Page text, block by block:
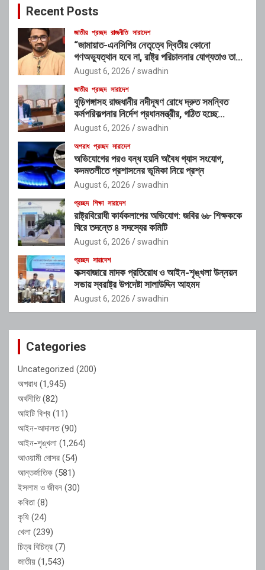
Recent Posts
জাতীয় প্রচ্ছদ রাজনীতি সারাদেশ
“জামায়াত-এনসিপির নেতৃত্বে দ্বিতীয় কোনো
গণঅভ্যুত্থান হবে না, রাষ্ট্র পরিচালনার যোগ্যতাও তাদের
নেই”: রাশেদ খাঁনের
August 6, 2026 swadhin
জাতীয় প্রচ্ছদ সারাদেশ
বুড়িগঙ্গাসহ রাজধানীর নদীদূষণ রোধে দ্রুত সমন্বিত
কর্মপরিকল্পনার নির্দেশ প্রধানমন্ত্রীর, গঠিত হচ্ছে
আন্তঃসংস্থা সমন্বয় কমিটি
August 6, 2026 swadhin
অপরাধ প্রচ্ছদ সারাদেশ
অভিযোগের পরও বন্ধ হয়নি অবৈধ গ্যাস সংযোগ,
কদমতলীতে প্রশাসনের ভূমিকা নিয়ে প্রশ্ন
August 6, 2026 swadhin
প্রচ্ছদ শিক্ষা সারাদেশ
রাষ্ট্রবিরোধী কার্যকলাপের অভিযোগ: জবির ৬৮ শিক্ষককে
ঘিরে তদন্তে ৪ সদস্যের কমিটি
August 6, 2026 swadhin
প্রচ্ছদ সারাদেশ
কক্সবাজারে মাদক প্রতিরোধ ও আইন-শৃঙ্খলা উন্নয়ন
সভায় স্বরাষ্ট্র উপদেষ্টা সালাউদ্দিন আহমদ
August 6, 2026 swadhin
Categories
Uncategorized (200)
অপরাধ (1,945)
অর্থনীতি(82)
আইটি বিশ্ব (11)
আইন-আদালত(90)
আইন-শৃঙ্খলা (1,264)
আওয়ামী দোসর (54)
আন্তর্জাতিক (581)
ইসলাম ও জীবন (30)
কবিতা (8)
কৃষি (24)
খেলা (239)
চিত্র বিচিত্র (7)
জাতীয় (1,543)